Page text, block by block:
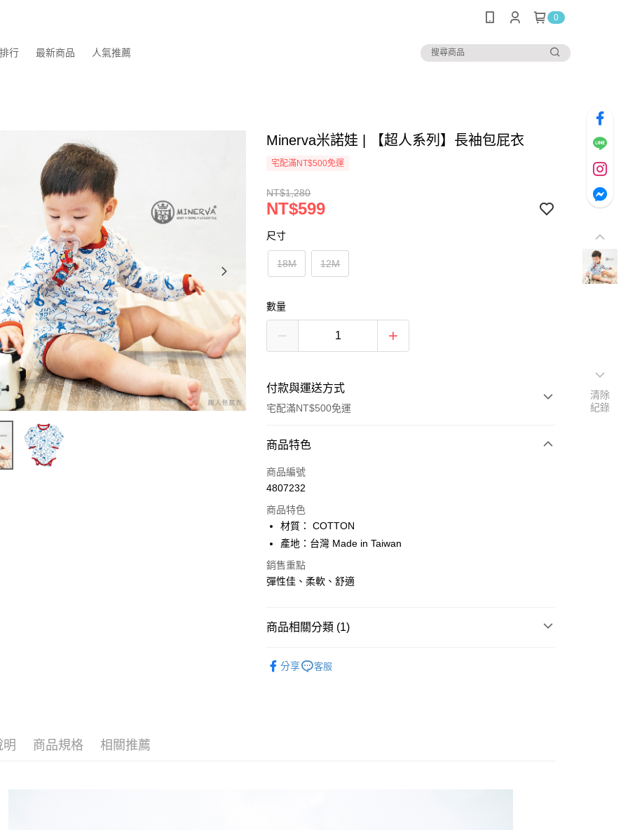
0
行 最新商品 人氣推薦
Minerva米諾娃 | 【超人系列】長袖包屁衣
宅配滿NT$500免運
NT$1,280
NT$599
尺寸
18M 12M
數量
付款與運送方式
宅配滿NT$500免運
付款方式
信用卡一次付款
Apple Pay
街口支付
悠遊付
宅配
商品特色
商品編號
4807232
商品特色
材質： COTTON
產地：台灣 Made in Taiwan
銷售重點
彈性佳、柔軟、舒適
商品相關分類 (1)
分享
客服
明 商品規格 相關推薦
清除
紀錄